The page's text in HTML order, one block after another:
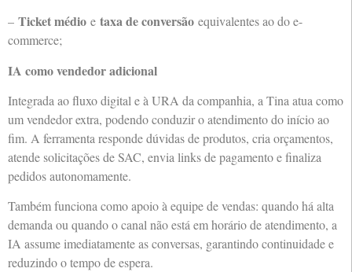
– Ticket médio e taxa de conversão equivalentes ao do e-
commerce;
IA como vendedor adicional
Integrada ao fluxo digital e à URA da companhia, a Tina atua como
um vendedor extra, podendo conduzir o atendimento do início ao
fim. A ferramenta responde dúvidas de produtos, cria orçamentos,
atende solicitações de SAC, envia links de pagamento e finaliza
pedidos autonomamente.
Também funciona como apoio à equipe de vendas: quando há alta
demanda ou quando o canal não está em horário de atendimento, a
IA assume imediatamente as conversas, garantindo continuidade e
reduzindo o tempo de espera.